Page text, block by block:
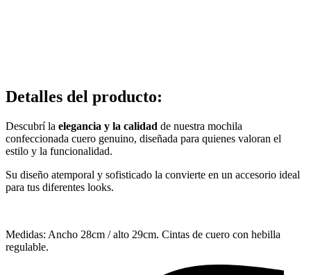
Detalles del producto:
Descubrí la elegancia y la calidad de nuestra mochila
confeccionada cuero genuino, diseñada para quienes valoran el
estilo y la funcionalidad.
Su diseño atemporal y sofisticado la convierte en un accesorio ideal
para tus diferentes looks.
Medidas: Ancho 28cm / alto 29cm. Cintas de cuero con hebilla
regulable.